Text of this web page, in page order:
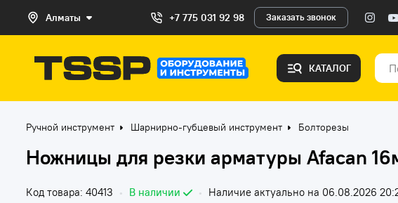
Алматы +7 775 031 92 98 Заказать звонок
КАТАЛОГ
Ручной инструмент Шарнирно-губцевый инструмент Болторезы
Ножницы для резки арматуры Afacan
Код товара: 40413 • В наличии • Наличие актуально на 06.08.2026